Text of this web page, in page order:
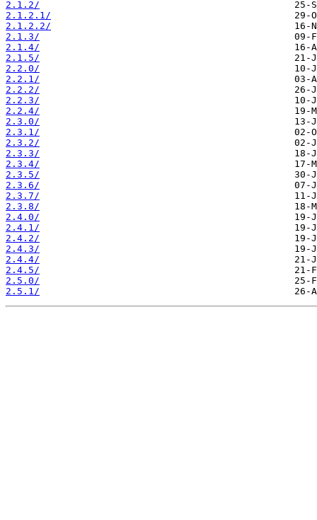
2.1.2/
2.1.2.1/
2.1.2.2/
2.1.3/
2.1.4/
2.1.5/
2.2.0/
2.2.1/
2.2.2/
2.2.3/
2.2.4/
2.3.0/
2.3.1/
2.3.2/
2.3.3/
2.3.4/
2.3.5/
2.3.6/
2.3.7/
2.3.8/
2.4.0/
2.4.1/
2.4.2/
2.4.3/
2.4.4/
2.4.5/
2.5.0/
2.5.1/